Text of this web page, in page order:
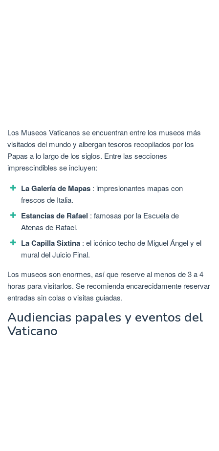
Los Museos Vaticanos se encuentran entre los museos más
visitados del mundo y albergan tesoros recopilados por los
Papas a lo largo de los siglos. Entre las secciones
imprescindibles se incluyen:
La Galería de Mapas : impresionantes mapas con
frescos de Italia.
Estancias de Rafael : famosas por la Escuela de
Atenas de Rafael.
La Capilla Sixtina : el icónico techo de Miguel Ángel y el
mural del Juicio Final.
Los museos son enormes, así que reserve al menos de 3 a 4
horas para visitarlos. Se recomienda encarecidamente reservar
entradas sin colas o visitas guiadas.
Audiencias papales y eventos del
Vaticano